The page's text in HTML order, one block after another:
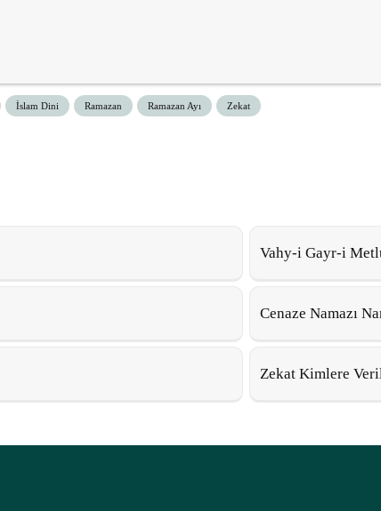
İslam Dini Ramazan Ramazan Ayı Zekat
Vahy-i Gayr-i
Cenaze Namazı
Zekat Kimlere